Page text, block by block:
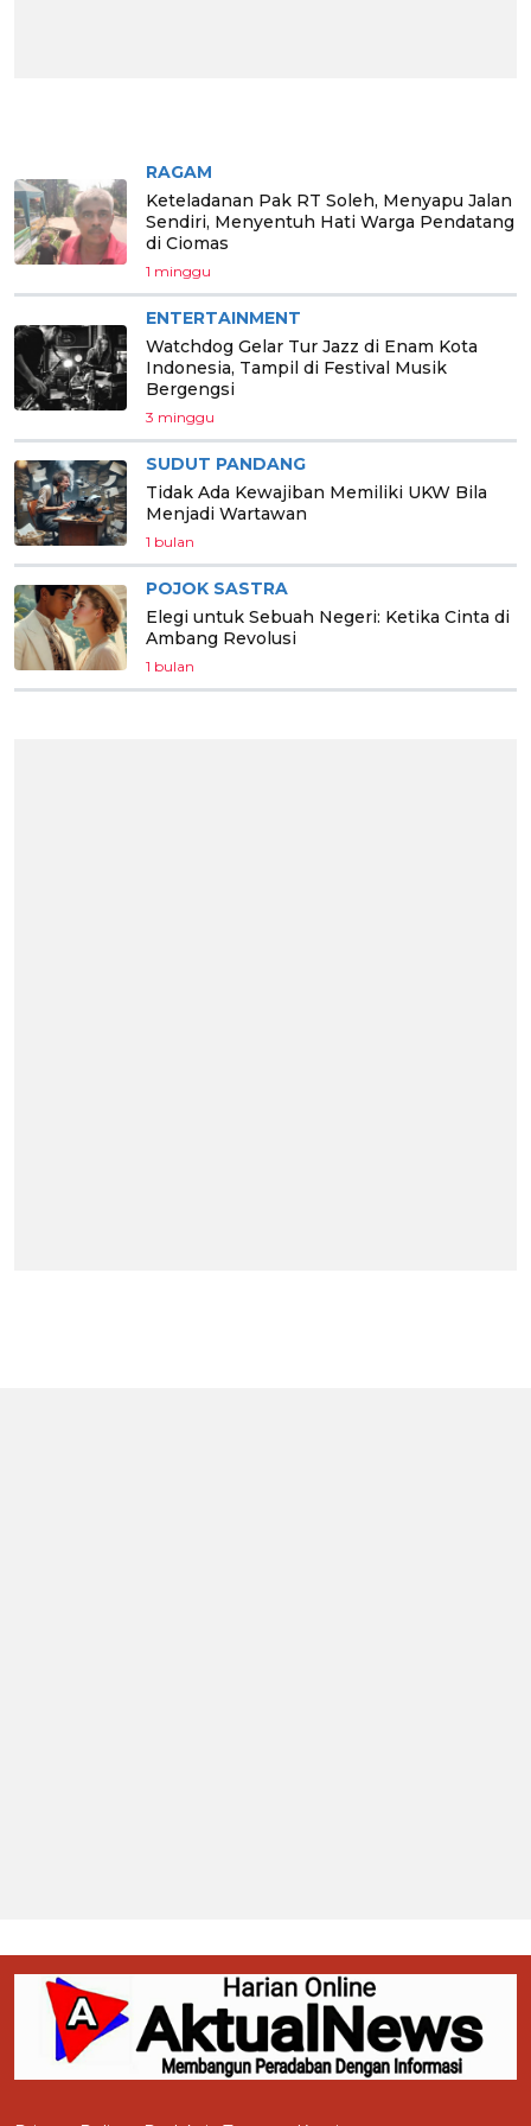
RAGAM
Keteladanan Pak RT Soleh, Menyapu Jalan
Sendiri, Menyentuh Hati Warga Pendatang
di Ciomas
1 minggu
ENTERTAINMENT
Watchdog Gelar Tur Jazz di Enam Kota
Indonesia, Tampil di Festival Musik
Bergengsi
3 minggu
SUDUT PANDANG
Tidak Ada Kewajiban Memiliki UKW Bila
Menjadi Wartawan
1 bulan
POJOK SASTRA
Elegi untuk Sebuah Negeri: Ketika Cinta di
Ambang Revolusi
1 bulan